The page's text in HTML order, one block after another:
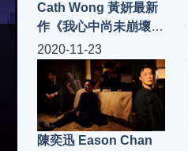
Cath Wong 黃妍最新
作《我心中尚未崩壞的
部分》MV千呼萬喚下
終面世
2020-11-23
陳奕迅 Eason Chan